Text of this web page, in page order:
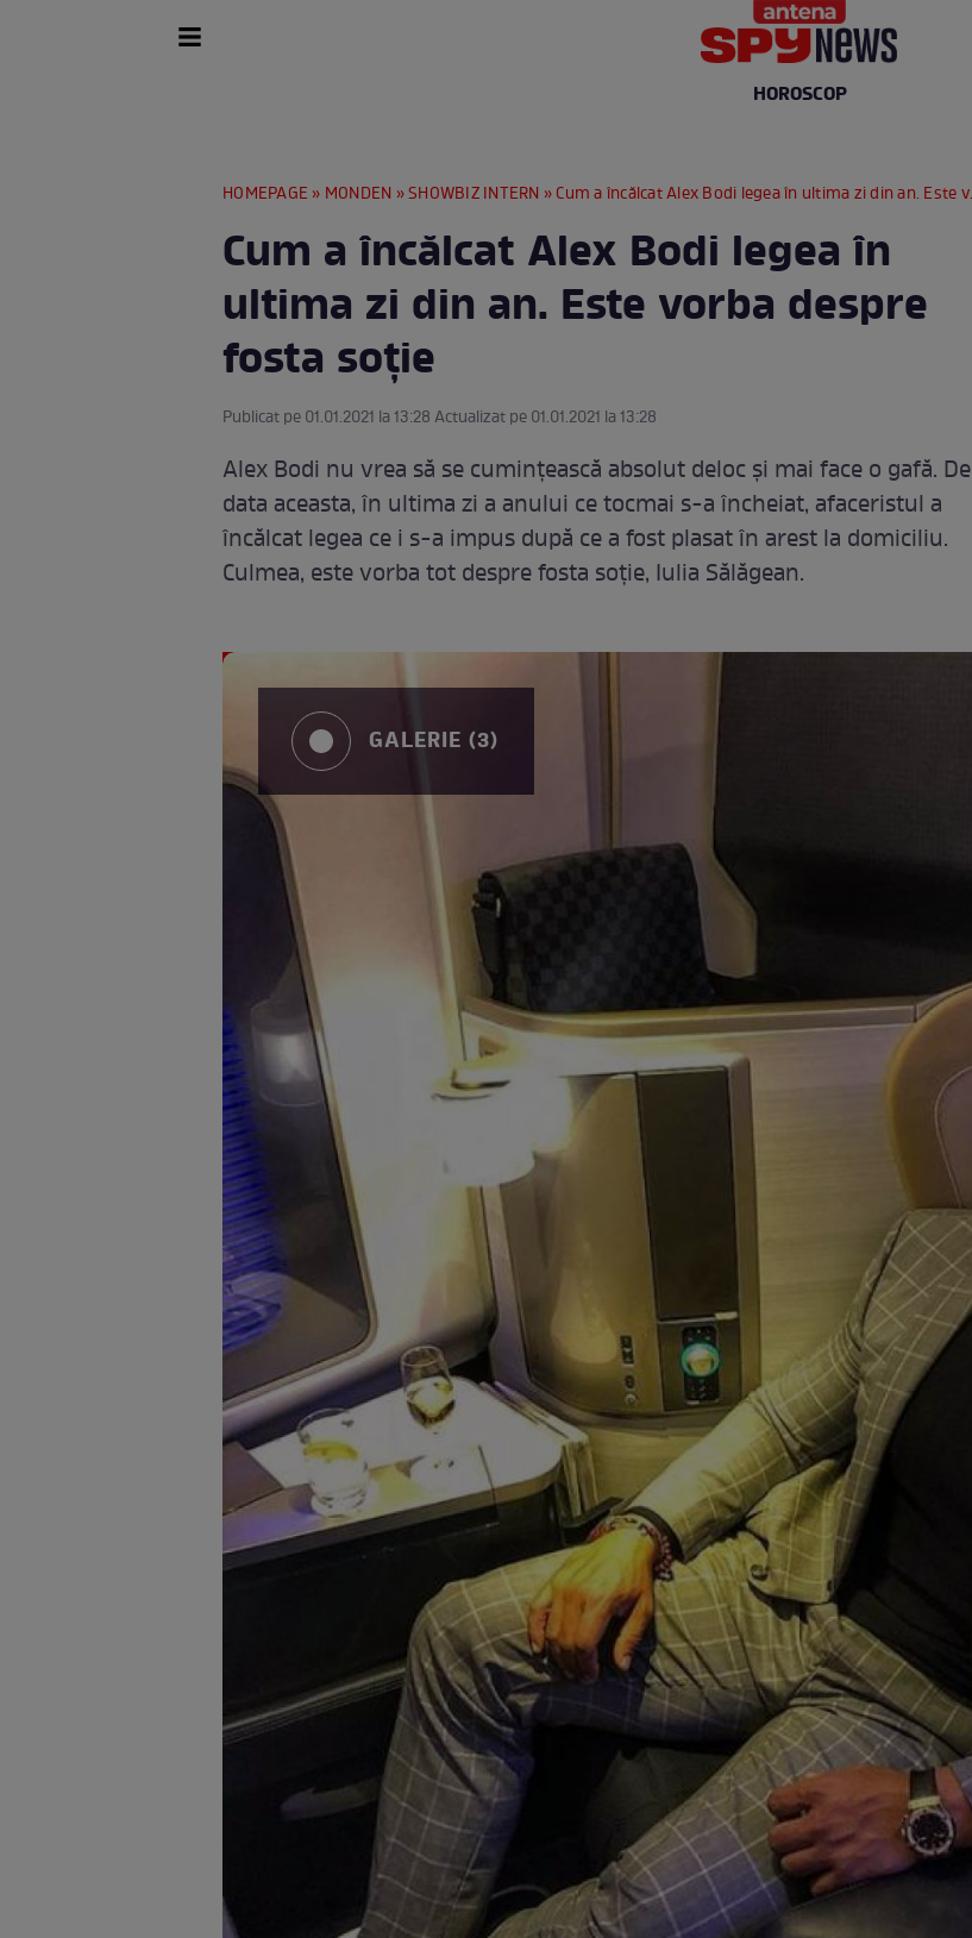
HOROSCOP
HOMEPAGE » MONDEN »SHOWBIZ INTERN » Cum a încălcat Alex Bodi legea în ultima zi din an. Este vorba despre fosta soție
Cum a încălcat Alex Bodi legea în
ultima zi din an. Este vorba despre
fosta soție
Publicat pe 01.01.2021 la 13:28 Actualizat pe 01.01.2021 la 13:28
Alex Bodi nu vrea să se cumințească absolut deloc și mai face o gafă. De
data aceasta, în ultima zi a anului ce tocmai s-a încheiat, afaceristul a
încălcat legea ce i s-a impus după ce a fost plasat în arest la domiciliu.
Culmea, este vorba tot despre fosta soție, Iulia Sălăgean.
GALERIE (3)